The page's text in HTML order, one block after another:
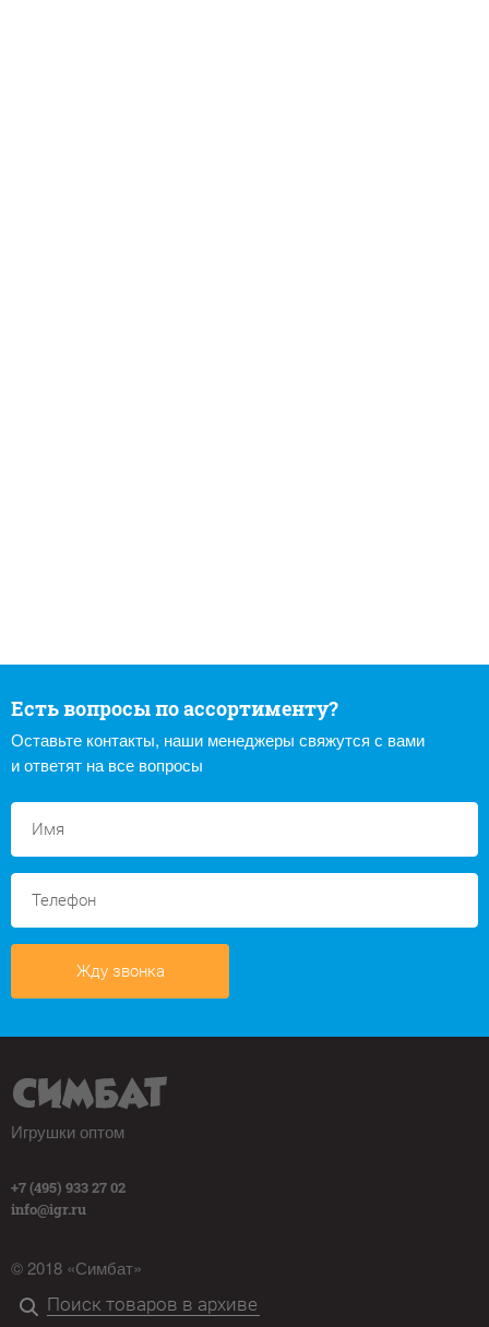
Есть вопросы по ассортименту?
Оставьте контакты, наши менеджеры свяжутся с вами
и ответят на все вопросы
Жду звонка
Игрушки оптом
+7 (495) 933 27 02
info@igr.ru
© 2018 «Симбат»